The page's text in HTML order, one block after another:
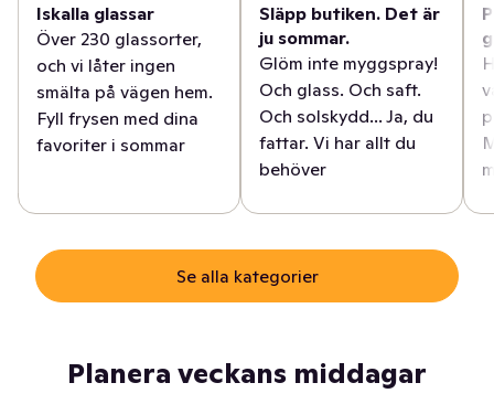
Iskalla glassar
Över 230 glassorter,
och vi låter ingen
smälta på vägen hem.
Fyll frysen med dina
favoriter i sommar
Släpp butiken. Det är
ju sommar.
Glöm inte myggspray!
Och glass. Och saft.
Och solskydd... Ja, du
fattar. Vi har allt du
behöver
Se alla kategorier
Planera veckans middagar